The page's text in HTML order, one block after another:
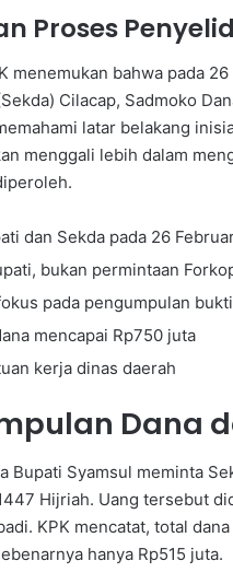
Proses
menemukan bahwa pada
Cilacap, Sadmoko
latar belakang
menggali lebih dalam
dan Sekda pada 26
bukan permintaan
pada pengumpulan
mencapai Rp750 juta
kerja dinas daerah
Dana
Bupati Syamsul meminta
Hijriah. Uang tersebut
KPK mencatat, total
hanya Rp515 juta.